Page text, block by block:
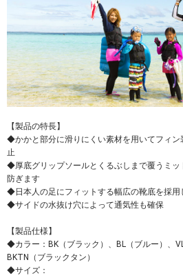
【製品の特長】
◆かかと部分に滑りにくい素材を用いてフィン
止
◆厚底グリップソールとくるぶしまで覆うミッ
防ぎます
◆日本人の足にフィットする幅広の靴底を採用
◆サイドの水抜け穴によって通気性も確保
【製品仕様】
◆カラー：BK（ブラック）、BL（ブルー）、
BKTN（ブラックタン）
◆サイズ：